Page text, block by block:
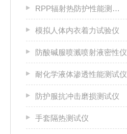
RPP辐射热防护性能测试仪
模拟人体内衣着力试验仪
防酸碱服喷溅喷射液密性仪
耐化学液体渗透性能测试仪
防护服抗冲击磨损测试仪
手套隔热测试仪